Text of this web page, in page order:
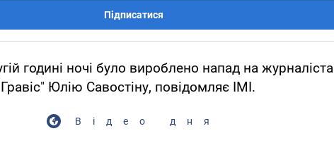
Підписатися
годині ночі було вироблено напад на журналіста
Юлію Савостіну, повідомляє ІМІ.
Відео дня